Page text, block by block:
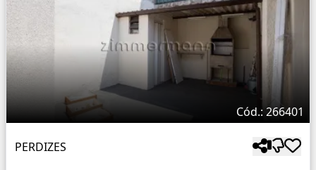
Cód.: 266401
PERDIZES